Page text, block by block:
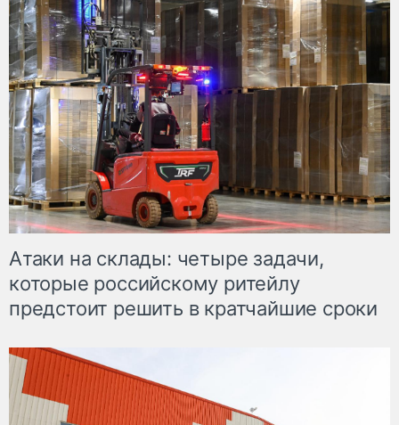
Атаки на склады: четыре задачи,
которые российскому ритейлу
предстоит решить в кратчайшие сроки